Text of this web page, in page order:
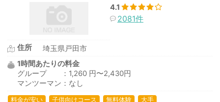
4.1
2081件
住所
埼玉県戸田市
1時間あたりの料金
グループ ：1,260 円〜2,430円
マンツーマン：なし
料金が安い 子供向けコース 無料体験 大手